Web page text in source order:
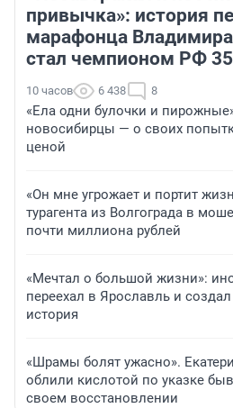
привычка»: история
марафонца
стал чемпионом РФ
10 часов 6 438 8
«Ела одни булочки и
новосибирцы — о своих
ценой
«Он мне угрожает и портит
турагента из Волгограда в
почти миллиона рублей
«Мечтал о большой жизни»:
переехал в Ярославль и
история
«Шрамы болят ужасно».
облили кислотой по указке
своем восстановлении